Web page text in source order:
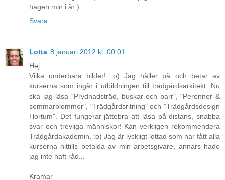
hagen min i år:)
Svara
Lotta 8 januari 2012 kl. 00:01
Hej
Vilka underbara bilder! :o) Jag håller på och betar av
kurserna som ingår i utbildningen till trädgårdsarkitekt. Nu
ska jag läsa "Prydnadsträd, buskar och barr", "Perenner &
sommarblommor", "Trädgårdsritning" och "Trädgårdsdesign
Hortum". Det fungerar jättebra att läsa på distans, snabba
svar och trevliga människor! Kan verkligen rekommendera
Trädgårdakademin. :o) Jag är lyckligt lottad som har fått alla
kurserna hittills betalda av min arbetsgivare, annars hade
jag inte haft råd...
Kramar